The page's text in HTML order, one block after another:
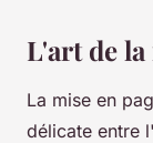
L'art de la
La mise en
délicate entre